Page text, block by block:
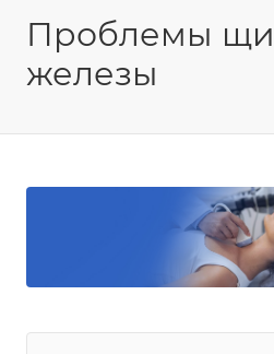
Проблемы
железы